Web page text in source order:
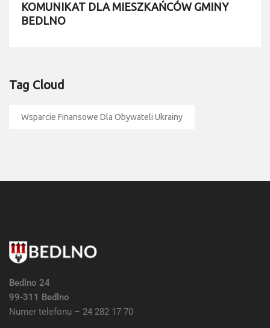
KOMUNIKAT DLA MIESZKAŃCÓW GMINY
BEDLNO
Tag Cloud
Wsparcie Finansowe Dla Obywateli Ukrainy
Bedlno 24
99-311 Bedlno
Numer telefonu – 24 282 17 70